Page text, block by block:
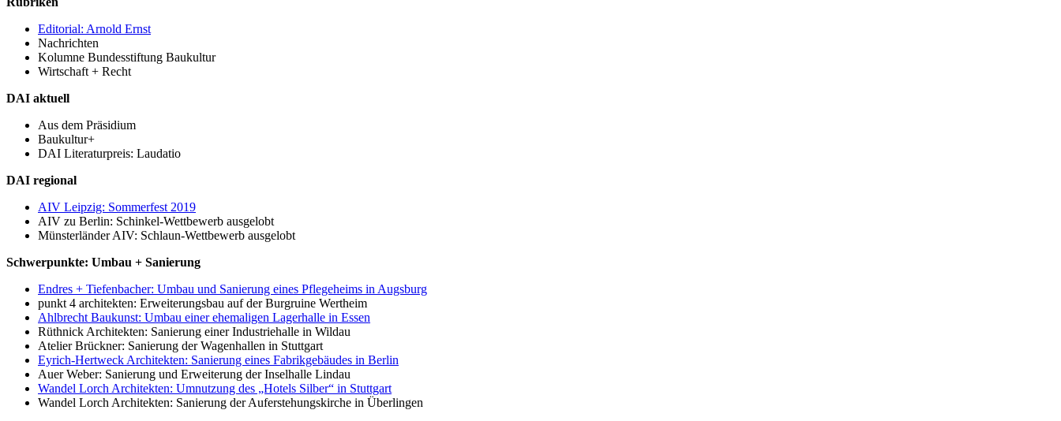
Editorial: Arnold Ernst
Nachrichten
Kolumne Bundesstiftung Baukultur
Wirtschaft + Recht
DAI aktuell
Aus dem Präsidium
Baukultur+
DAI Literaturpreis: Laudatio
DAI regional
AIV Leipzig: Sommerfest 2019
AIV zu Berlin: Schinkel-Wettbewerb ausgelobt
Münsterländer AIV: Schlaun-Wettbewerb ausgelobt
Schwerpunkte: Umbau + Sanierung
Endres + Tiefenbacher: Umbau und Sanierung eines Pflegeheims in Augsburg
punkt 4 architekten: Erweiterungsbau auf der Burgruine Wertheim
Ahlbrecht Baukunst: Umbau einer ehemaligen Lagerhalle in Essen
Rüthnick Architekten: Sanierung einer Industriehalle in Wildau
Atelier Brückner: Sanierung der Wagenhallen in Stuttgart
Eyrich-Hertweck Architekten: Sanierung eines Fabrikgebäudes in Berlin
Auer Weber: Sanierung und Erweiterung der Inselhalle Lindau
Wandel Lorch Architekten: Umnutzung des „Hotels Silber“ in Stuttgart
Wandel Lorch Architekten: Sanierung der Auferstehungskirche in Überlingen